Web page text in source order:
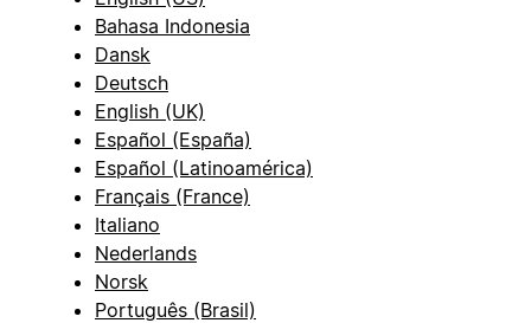
Bahasa Indonesia
Dansk
Deutsch
English (UK)
Español (España)
Español (Latinoamérica)
Français (France)
Italiano
Nederlands
Norsk
Português (Brasil)